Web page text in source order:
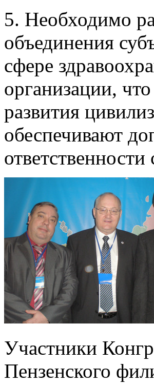
5. Необходимо
объединения
сфере
организации,
развития
обеспечивают
Участники
Пензенского